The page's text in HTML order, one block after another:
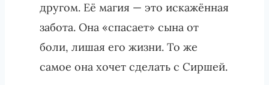
другом. Её магия — это искажённая
забота. Она «спасает» сына от
боли, лишая его жизни. То же
самое она хочет сделать с Сиршей.